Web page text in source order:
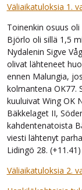
Väliaikatuloksia 1.
Toinenkin osuus
Björlo oli sillä 1,5
Nydalenin Sigve
olivat lähteneet
ennen Malungia,
kolmantena OK77.
kuuluivat Wing OK
Bäkkelaget II,
kahdentenatoista
viesti lähtenyt
Lidingö 28.
Väliaikatuloksia 2.